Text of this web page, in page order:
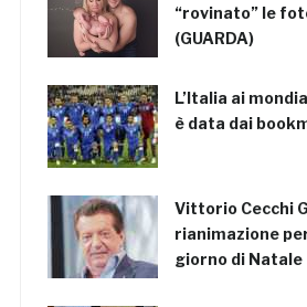
“rovinato” le
(GUARDA)
L’Italia ai
è data dai
Vittorio Cecchi
rianimazione
giorno di Natale